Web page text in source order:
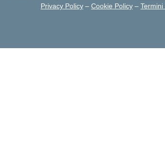
Privacy Policy – Cookie Policy –